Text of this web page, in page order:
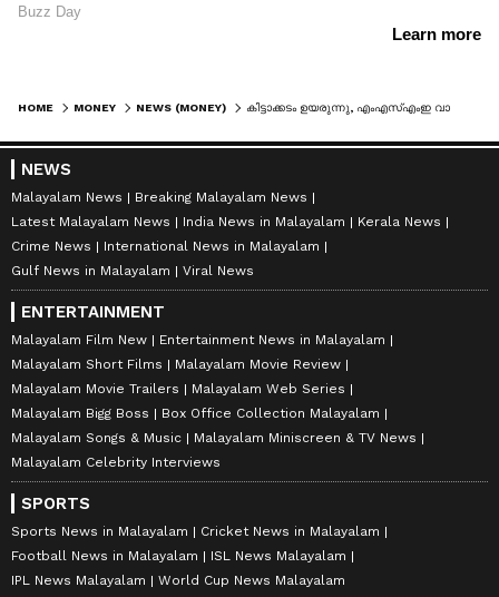
HOME MONEY NEWS (MONEY)
NEWS
Malayalam News
Breaking Malayalam News
Latest Malayalam News
India News in Malayalam
Kerala News
Crime News
International News in Malayalam
Gulf News in Malayalam
Viral News
ENTERTAINMENT
Malayalam Film New
Entertainment News in Malayalam
Malayalam Short Films
Malayalam Movie Review
Malayalam Movie Trailers
Malayalam Web Series
Malayalam Bigg Boss
Box Office Collection Malayalam
Malayalam Songs & Music
Malayalam Miniscreen & TV News
Malayalam Celebrity Interviews
SPORTS
Sports News in Malayalam
Cricket News in Malayalam
Football News in Malayalam
ISL News Malayalam
IPL News Malayalam
World Cup News Malayalam